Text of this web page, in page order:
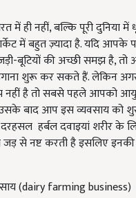
में ही नहीं, बल्कि पूरी दुनिया
में बहुत ज़्यादा है. यदि आपके
बूटियों की अच्छी समझ है,
शुरू कर सकते हैं. लेकिन
नहीं है तो सबसे पहले आपको
उसके बाद आप इस व्यवसाय को
हर्बल दवाइयां शरीर के
जड़ से नष्ट करती है इसलिए
(dairy farming business)